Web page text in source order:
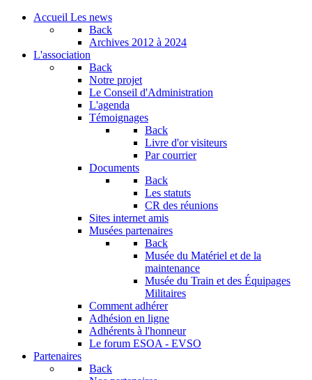
Accueil Les news
Back
Archives 2012 à 2024
L'association
Back
Notre projet
Le Conseil d'Administration
L'agenda
Témoignages
Back
Livre d'or visiteurs
Par courrier
Documents
Back
Les statuts
CR des réunions
Sites internet amis
Musées partenaires
Back
Musée du Matériel et de la
maintenance
Musée du Train et des Équipages
Militaires
Comment adhérer
Adhésion en ligne
Adhérents à l'honneur
Le forum ESOA - EVSO
Partenaires
Back